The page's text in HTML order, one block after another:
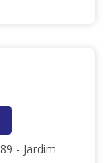
- Jardim